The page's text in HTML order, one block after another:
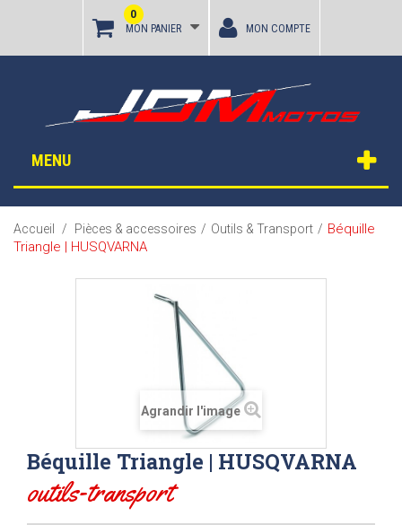
MON PANIER
0
MON COMPTE
MENU
Accueil / Pièces & accessoires / Outils & Transport / Béquille
Triangle | HUSQVARNA
Agrandir l'image
Béquille Triangle | HUSQVARNA
outils-transport